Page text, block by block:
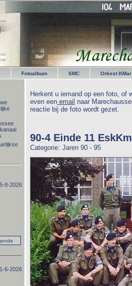
Fotoalbum SMC Orkest KMar
Herkent u iemand op een foto, of
even een email naar
reactie bij de foto wordt gezet.
90-4 Einde 11
Categorie: Jaren 90 - 95
5-8-2026
6-2026